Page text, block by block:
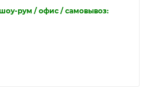
рум / офис / самовывоз: